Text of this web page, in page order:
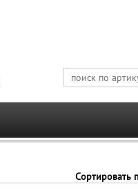
Сортировать